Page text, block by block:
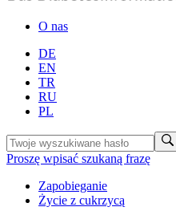
O nas
DE
EN
TR
RU
PL
Proszę wpisać szukaną frazę
Zapobieganie
Życie z cukrzycą